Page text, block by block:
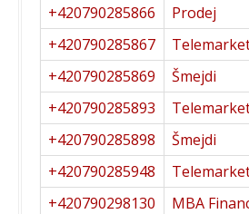
+420790285866
Prodej
+420790285867
+420790285869
Šmejdi
+420790285893
+420790285898
Šmejdi
+420790285948
+420790298130
MBA